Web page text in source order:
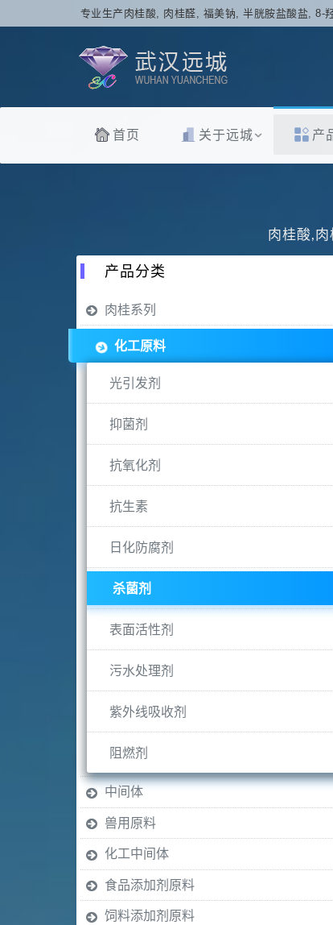
专业生产肉桂酸, 肉桂醛, 福美钠, 半胱胺盐酸盐, 8-
首页 关于远城 产
肉桂酸,
产品分类
肉桂系列
化工原料
光引发剂
抑菌剂
抗氧化剂
抗生素
日化防腐剂
杀菌剂
表面活性剂
污水处理剂
紫外线吸收剂
阻燃剂
中间体
兽用原料
化工中间体
食品添加剂原料
饲料添加剂原料